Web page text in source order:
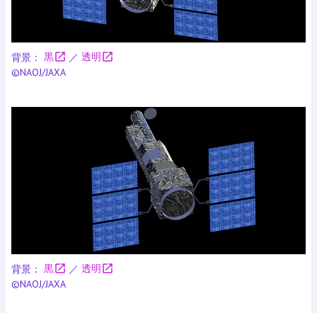
背景： 黒open_in_new ／ 透明open_in_new
©NAOJ/JAXA
背景： 黒open_in_new ／ 透明open_in_new
©NAOJ/JAXA